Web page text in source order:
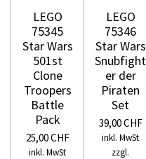
LEGO
75345
Star Wars
501st
Clone
Troopers
Battle
Pack
25,00 CHF
inkl. MwSt
LEGO
75346
Star Wars
Snubfight
er der
Piraten
Set
39,00 CHF
inkl. MwSt
zzgl.